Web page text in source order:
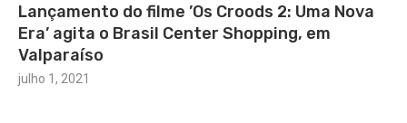
Lançamento do filme ’Os Croods 2: Uma Nova
Era’ agita o Brasil Center Shopping, em
Valparaíso
julho 1, 2021